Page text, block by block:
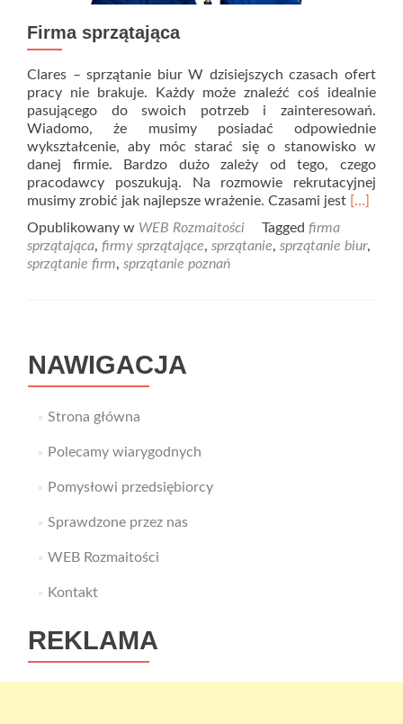
Firma sprzątająca
Clares – sprzątanie biur W dzisiejszych czasach ofert
pracy nie brakuje. Każdy może znaleźć coś idealnie
pasującego do swoich potrzeb i zainteresowań.
Wiadomo, że musimy posiadać odpowiednie
wykształcenie, aby móc starać się o stanowisko w
danej firmie. Bardzo dużo zależy od tego, czego
pracodawcy poszukują. Na rozmowie rekrutacyjnej
musimy zrobić jak najlepsze wrażenie. Czasami jest Read
Firma
[…]
Opublikowany w WEB Rozmaitości Tagged firma
sprzątająca, firmy sprzątające, sprzątanie, sprzątanie biur,
sprzątanie firm, sprzątanie poznań
NAWIGACJA
Strona główna
Polecamy wiarygodnych
Pomysłowi przedsiębiorcy
Sprawdzone przez nas
WEB Rozmaitości
Kontakt
REKLAMA